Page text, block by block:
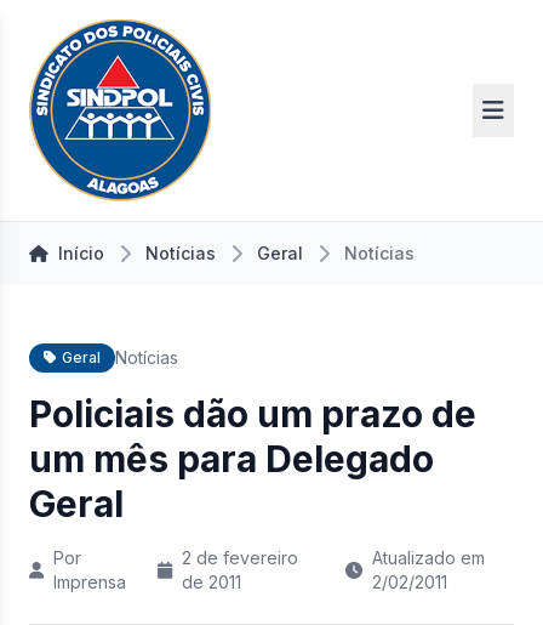
Início Notícias Geral Notícias
Geral Notícias
Policiais dão um prazo de
um mês para Delegado
Geral
Por
Imprensa
2 de fevereiro
de 2011
Atualizado em
2/02/2011